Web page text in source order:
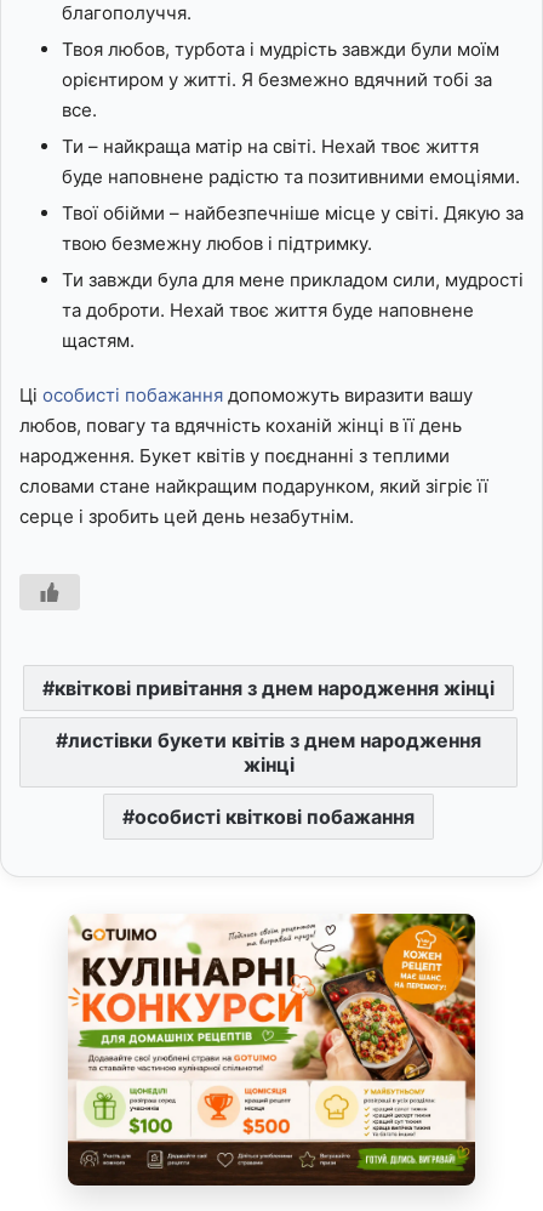
благополуччя.
Твоя любов, турбота і мудрість завжди були моїм
орієнтиром у житті. Я безмежно вдячний тобі за
все.
Ти – найкраща матір на світі. Нехай твоє життя
буде наповнене радістю та позитивними емоціями.
Твої обійми – найбезпечніше місце у світі. Дякую за
твою безмежну любов і підтримку.
Ти завжди була для мене прикладом сили, мудрості
та доброти. Нехай твоє життя буде наповнене
щастям.
Ці особисті побажання допоможуть виразити вашу
любов, повагу та вдячність коханій жінці в її день
народження. Букет квітів у поєднанні з теплими
словами стане найкращим подарунком, який зігріє її
серце і зробить цей день незабутнім.
квіткові привітання з днем народження жінці
листівки букети квітів з днем народження
жінці
особисті квіткові побажання